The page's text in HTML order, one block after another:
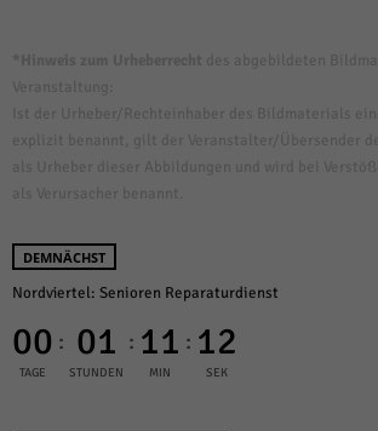
DEMNÄCHST
Nordviertel: Senioren Reparaturdienst
00
TAGE
: 01
STUNDEN
: 11
MIN
: 12
SEK